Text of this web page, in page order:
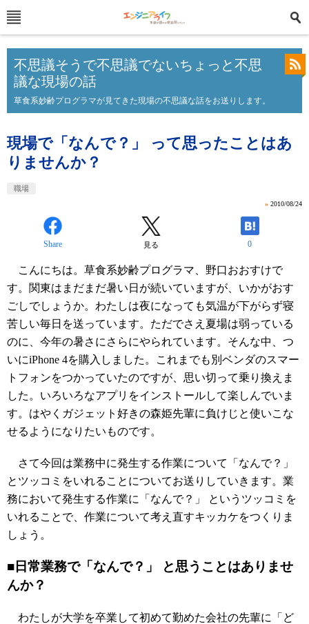
不思議そうで不思議でないちょっと不思
議な現場の話
草食系妙齢プログラマが見てきた現場の不思議な話をお送りします。
現場で「なんで？」 って思ったことはあ
りませんか？
職場
» 2010/08/24
Share 見る 0
こんにちは。草食系妙齢プログラマ、野口おおすけで
す。関東はまだまだ暑い日が続いていますが、いかがおす
ごしでしょうか。わたしは夜になっても気温が下がらず寝
苦しい毎日を送っています。ただでさえ夏場は弱っている
のに、今年の暑さにさらにやられています。そんな中、つ
いにiPhone 4を購入しました。これまでも別ベンダのスマー
トフォンをつかっていたのですが、思い切って乗り換えま
した。いろいろなアプリをインストールして楽しんでいま
す。はやくガジェット好きの森姫先輩に負けじと使いこな
せるようになりたいものです。
さて今回は業務中に発生する作業について「なんで？」
とツッコミをいれることについてお送りしていきます。業
務において発生する作業に「なんで？」 というツッコミを
いれることで、作業について考え直すキッカケをつくりま
しょう。
■日常業務で「なんで？」 と思うことはありませ
んか？
わたしが大学を卒業して初めて勤めた会社の先輩に「ど